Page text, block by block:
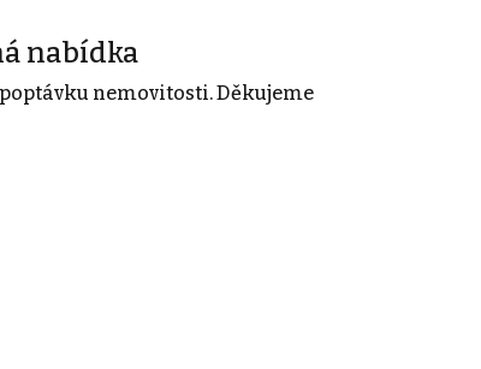
nabídka
nemovitosti. Děkujeme